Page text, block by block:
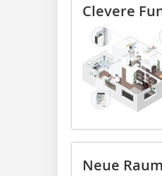
Clevere
Neue